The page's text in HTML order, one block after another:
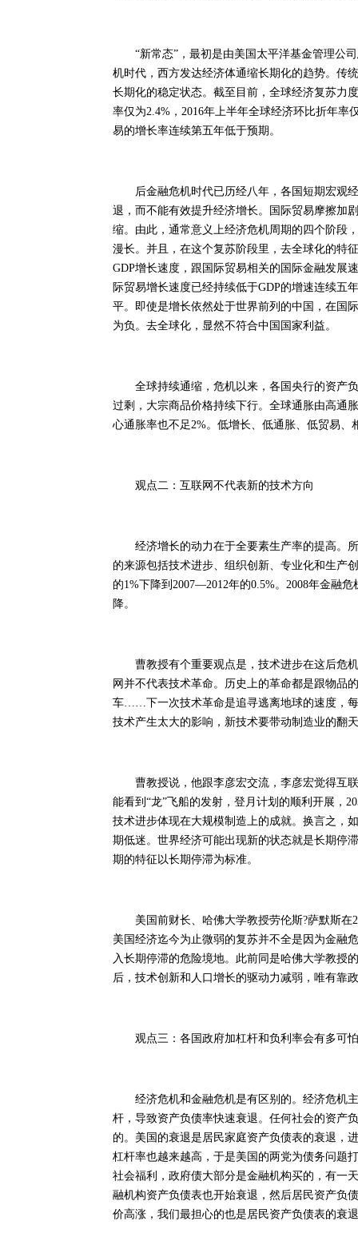
“新常态”，最初是由美国太平洋基金管理公司
机时代，西方发达经济体通缩长期化的趋势。传
长期化的稳定状态。截至目前，全球经济复苏力
率仅为2.4%，2016年上半年全球经济环比折年率
易的增长率连续第五年低于预期。
后金融危机时代已历经八年，各国短期宏观经
退，而不能有效提升经济增长。国际贸易摩擦加
缩。由此，通常意义上经济危机周期的四个阶段
漫长。并且，在这个复苏阶段里，去全球化的特
GDP增长速度，跟国际贸易相关的国际金融发展
际贸易增长速度已经持续低于GDP的增速连续五
平。即使是增长依然处于世界前列的中国，在国
为负。去全球化，显然不符合中国国家利益。
全球持续通缩，危机以来，各国央行的资产负
过剩，大宗商品价格持续下行。全球通胀由高通
心通胀率也不足2%。低增长、低通胀、低贸易
观点二：互联网不代表新的技术方向
经济增长的动力在于全要素生产率的提高。所
的来源包括技术进步、组织创新、专业化和生产
的1%下降到2007—2012年的0.5%。2008年金融
降。
曹教授有个重要观点是，技术进步在这后危机
网并不代表技术革命。历史上的革命都是跟物品
车……下一次技术革命是追寻逃离地球的速度，
技术产生太大的影响，新技术要带动制造业的翻
曹教授说，他跟李彦宏交流，李彦宏觉得互联
能看到“龙”飞船的发射，登月计划的顺利开展，
技术进步体现在大规模制造上的成就。换言之，
期低迷。世界经济可能出现新的状态就是长期停
期的特征以长期停滞为标准。
美国前财长、哈佛大学教授劳伦斯?萨默斯在
美国经济迄今为止微弱的复苏并不全是因为金融
入长期停滞的危险境地。此前同是哈佛大学教授
后，技术创新和人口增长的驱动力减弱，唯有靠
观点三：各国政府加杠杆和负利率会有多可怕
经济危机和金融危机是有区别的。经济危机主
杆，导致资产负债率快速衰退。任何社会的资产
的。美国的衰退是居民家庭资产负债表的衰退，
杠杆率也越来越高，于是美国的两党为债务问题
社会福利，政府债大部分是金融机构买的，有一
融机构资产负债表也开始衰退，然后居民资产负
价高涨，我们最担心的也是居民资产负债表的衰